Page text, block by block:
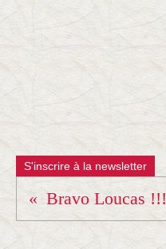
S'inscrire à la newsletter
Bravo Loucas !!!